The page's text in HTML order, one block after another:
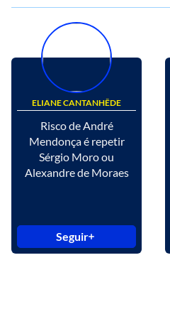
ELIANE CANTANHÊDE
Risco de André
Mendonça é repetir
Sérgio Moro ou
Alexandre de Moraes
Seguir